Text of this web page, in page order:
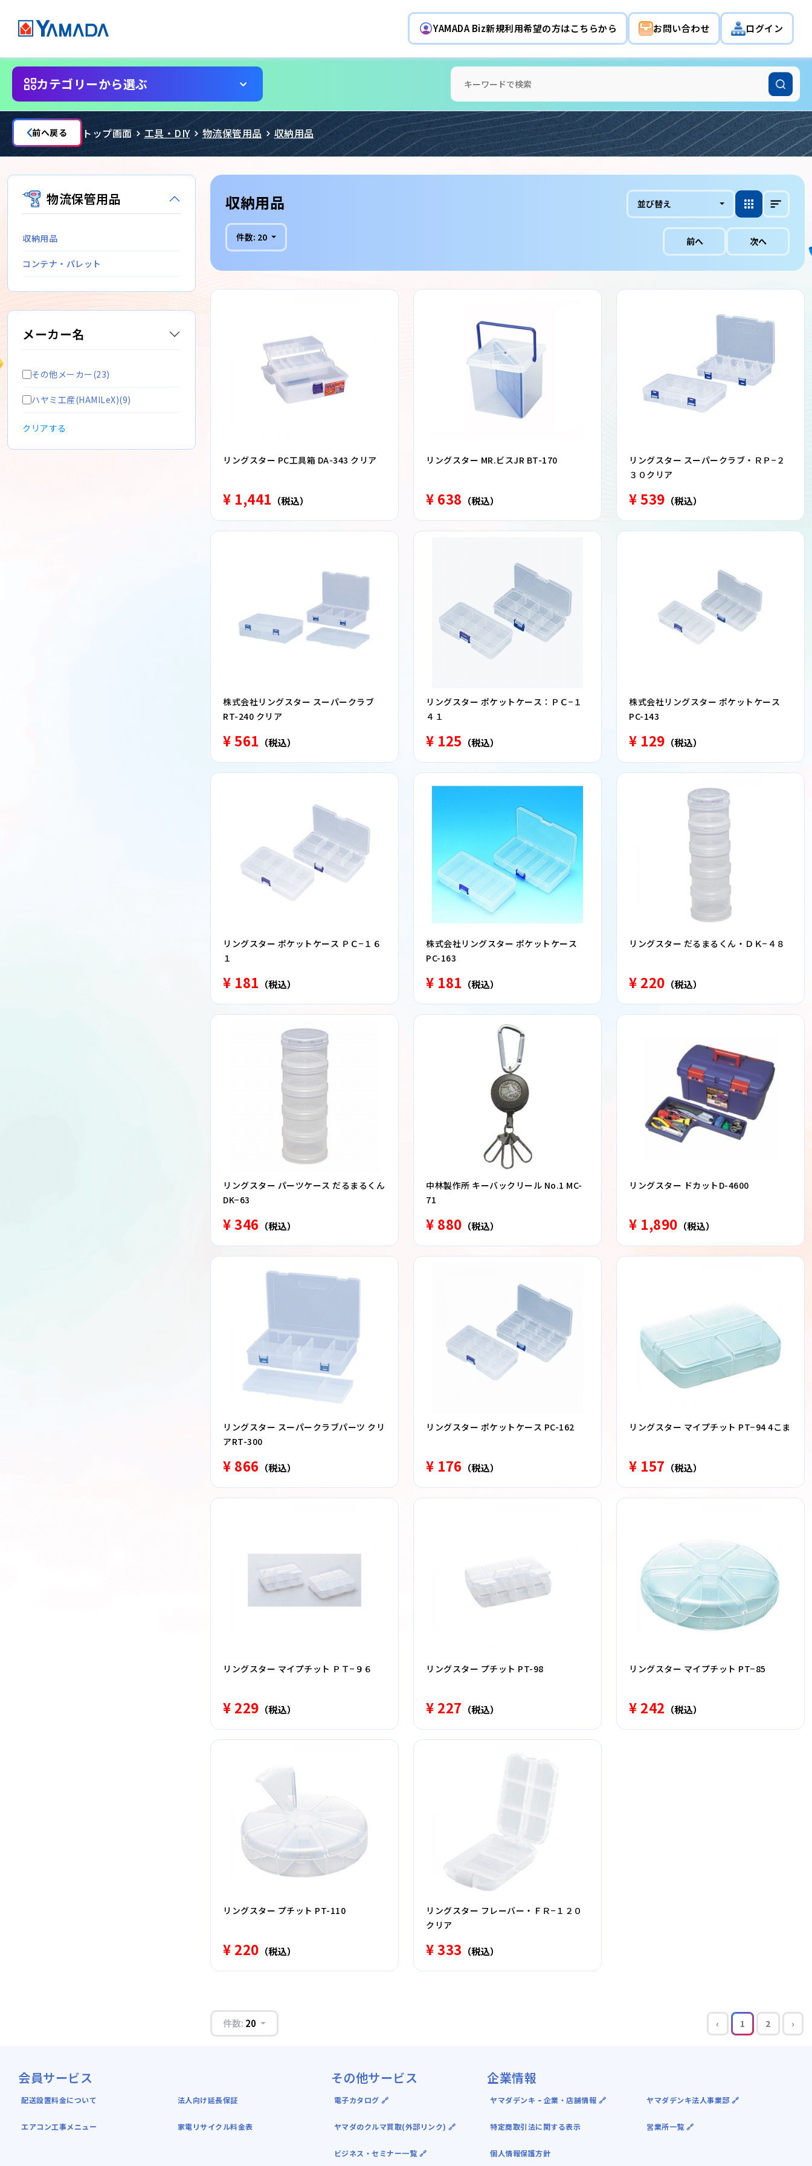
YAMADA Biz新規利用希望の方はこちらから お問い合わせ ログイン
カテゴリーから選ぶ
前へ戻る トップ画面 工具・DIY 物流保管用品 収納用品
物流保管用品
収納用品
コンテナ・パレット
メーカー名
その他メーカー(23)
ハヤミ工産(HAMILeX)(9)
クリアする
収納用品
件数: 20
並び替え
前へ 次へ
リングスター PC工具箱 DA-343 クリア
¥ 1,441 （税込）
リングスター MR.ビスJR BT-170
¥ 638 （税込）
リングスター スーパークラブ・ＲＰ−２
３０クリア
¥ 539 （税込）
株式会社リングスター スーパークラブ
RT-240 クリア
¥ 561 （税込）
リングスター ポケットケース：ＰＣ−１
４１
¥ 125 （税込）
株式会社リングスター ポケットケース
PC-143
¥ 129 （税込）
リングスター ポケットケース ＰＣ−１６
１
¥ 181 （税込）
株式会社リングスター ポケットケース
PC-163
¥ 181 （税込）
リングスター だるまるくん・ＤＫ−４８
¥ 220 （税込）
リングスター パーツケース だるまるくん
DK−63
¥ 346 （税込）
中林製作所 キーバックリール No.1 MC-
71
¥ 880 （税込）
リングスター ドカットD-4600
¥ 1,890 （税込）
リングスター スーパークラブパーツ クリ
アRT-300
¥ 866 （税込）
リングスター ポケットケース PC-162
¥ 176 （税込）
リングスター マイプチット PT−94 4こま
¥ 157 （税込）
リングスター マイプチット ＰＴ−９６
¥ 229 （税込）
リングスター プチット PT-98
¥ 227 （税込）
リングスター マイプチット PT−85
¥ 242 （税込）
リングスター プチット PT-110
¥ 220 （税込）
リングスター フレーバー・ＦＲ−１２０
クリア
¥ 333 （税込）
件数: 20 ‹ 1 2 ›
会員サービス
配送設置料金について
エアコン工事メニュー
法人向け延長保証
家電リサイクル料金表
その他サービス
電子カタログ 🔗
ヤマダのクルマ買取(外部リンク) 🔗
ビジネス・セミナー一覧 🔗
企業情報
ヤマダデンキ ｰ 企業・店舗情報 🔗
特定商取引法に関する表示
個人情報保護方針
ヤマダデンキ法人事業部 🔗
営業所一覧 🔗